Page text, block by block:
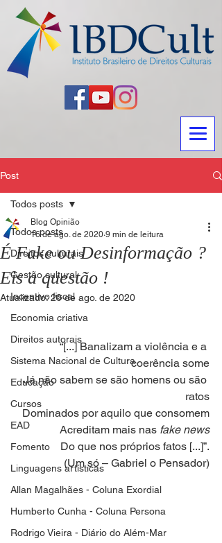
Post
Todos posts
Direitos culturais
Gestão cultural
Incentivo fiscal
Economia criativa
Direitos autorais
Sistema Nacional de Cultura
Educação
Cursos
EAD
Fomento
Linguagens artísticas
Allan Magalhães - Coluna Exordial
Humberto Cunha - Coluna Persona
Rodrigo Vieira - Diário do Além-Mar
Todos posts
É Fake ou Desinformação ?
Eis a questão !
Blog Opinião
16 de ago. de 2020 9 min de leitura
Atualizado:20 de ago. de 2020
“[...] Banalizam a violência e a
coerência some
Já não sabem se são homens ou são
ratos
Dominados por aquilo que consomem
Acreditam mais nas fake news
Do que nos próprios fatos [...]”.
(Um só – Gabriel o Pensador)